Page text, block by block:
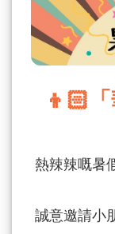
👦🏻
熱辣辣嘅暑
誠意邀請小